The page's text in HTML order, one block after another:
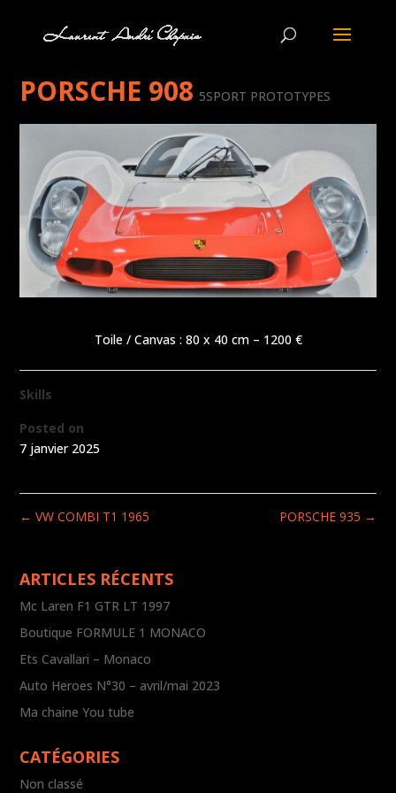
PORSCHE 908 5SPORT PROTOTYPES
Toile / Canvas : 80 x 40 cm – 1200 €
Skills
Posted on
7 janvier 2025
← VW COMBI T1 1965 PORSCHE 935 →
ARTICLES RÉCENTS
Mc Laren F1 GTR LT 1997
Boutique FORMULE 1 MONACO
Ets Cavallari – Monaco
Auto Heroes N°30 – avril/mai 2023
Ma chaine You tube
CATÉGORIES
Non classé